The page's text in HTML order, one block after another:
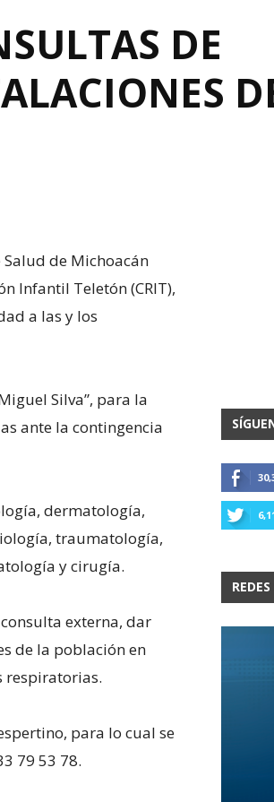
DE
Salud de Michoacán
Infantil Teletón (CRIT),
a las y los
Silva”, para la
ante la contingencia
dermatología,
traumatología,
y cirugía.
externa, dar
de la población en
respiratorias.
para lo cual se
79 53 78.